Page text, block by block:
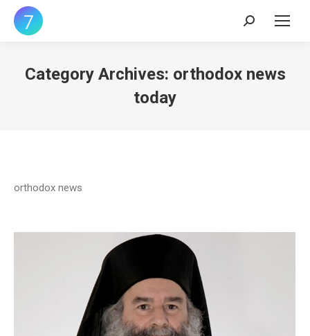
Search:
Category Archives: orthodox news
today
orthodox news